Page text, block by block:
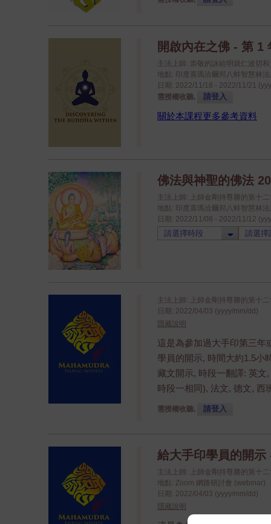
開啟內在之佛 - 第 1
主法上師: 崇敬的詠給明就仁波切
地點: 印度喜瑪洽爾邦八蚌智慧林
日期: 2022/11/18 - 2022/11/21
需授權收聽,
請登入
關於本課程更多參考資料
佛法與神聖的佛法
主法上師: 上師金剛持尊勝的第十
地點: 印度喜瑪洽爾邦八蚌智慧林
日期: 2022/11/08 - 2022/11/12
主法上師: 上師金剛持尊勝的第十
日期: 2022/04/03 (yyyy/mm/dd)
隱藏說明
這是為參加過大手印第三年
學員的開示, 時間大約1.5小
藏文開示, 時段一翻譯: 英
時段一相同), 法文, 德文, 西
需授權收聽, 請登入
給大手印學員的開示
主法上師: 上師金剛持尊勝的第十
地點: Zoom 網路研討會 (webinar)
日期: 2022/04/03 (yyyy/mm/dd)
隱藏說明